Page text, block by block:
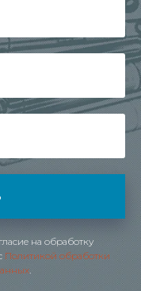
на обработку
Политикой обработки
.